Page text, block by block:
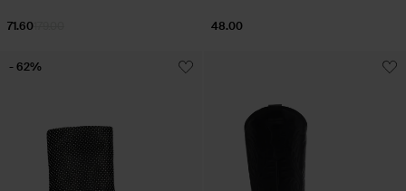
71.60 48.00
- 62%